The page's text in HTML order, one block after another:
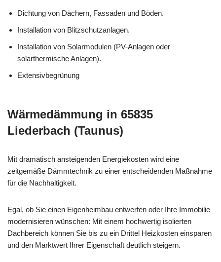
Dichtung von Dächern, Fassaden und Böden.
Installation von Blitzschutzanlagen.
Installation von Solarmodulen (PV-Anlagen oder
solarthermische Anlagen).
Extensivbegrünung
Wärmedämmung in 65835
Liederbach (Taunus)
Mit dramatisch ansteigenden Energiekosten wird eine
zeitgemäße Dämmtechnik zu einer entscheidenden Maßnahme
für die Nachhaltigkeit.
Egal, ob Sie einen Eigenheimbau entwerfen oder Ihre Immobilie
modernisieren wünschen: Mit einem hochwertig isolierten
Dachbereich können Sie bis zu ein Drittel Heizkosten einsparen
und den Marktwert Ihrer Eigenschaft deutlich steigern.